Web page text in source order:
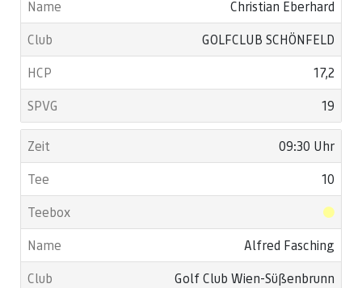
Christian Eberhard
GOLFCLUB SCHÖNFELD
17,2
19
09:30 Uhr
10
Alfred Fasching
Golf Club Wien-Süßenbrunn